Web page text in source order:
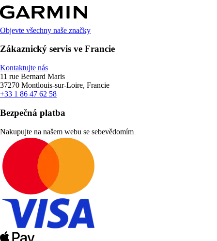
Objevte všechny naše značky
Zákaznický servis ve Francie
Kontaktujte nás
11 rue Bernard Maris
37270 Montlouis-sur-Loire, Francie
+33 1 86 47 62 58
Bezpečná platba
Nakupujte na našem webu se sebevědomím